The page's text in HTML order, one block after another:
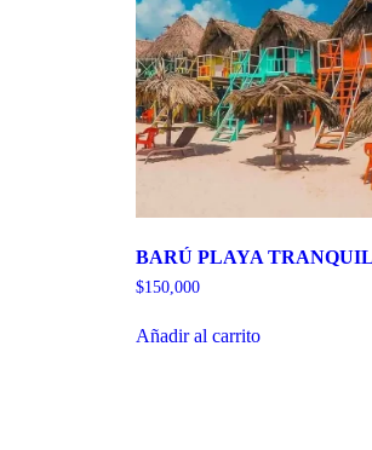
BARÚ PLAYA
$150,000
Añadir al carrito